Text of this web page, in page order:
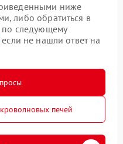
ниже
либо обратиться в
по следующему
если не нашли ответ на
печей